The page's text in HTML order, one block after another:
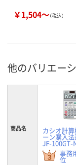
￥1,504～（税込）
他のバリエー
商品名 カシオ計算
ーン購入
JF-100GT-N
事務
位